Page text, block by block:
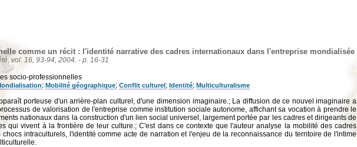
comme un récit : l'identité narrative des cadres internationaux dans l'entreprise mondialisée
vol. 16, 93-94, 2004. - p. 16-31
socio-professionnelles
; Mobilité géographique; Conflit culturel; Identité; Multiculturalisme
porteuse d'un arrière-plan culturel, d'une dimension imaginaire.; La diffusion de ce nouvel imaginaire a
de valorisation de l'entreprise comme institution sociale autonome, affichant sa vocation à prendre le
nationaux dans la construction d'un lien social universel, largement portée par les cadres et dirigeants de
qui vivent à la frontière de leur culture.; C'est dans ce contexte que l'auteur analyse la mobilité des cadres
chocs intraculturels, l'identité comme acte de narration et l'enjeu de la reconnaissance du territoire de l'intime